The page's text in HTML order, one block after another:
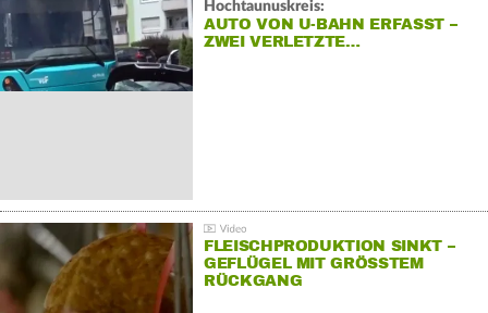
Hochtaunuskreis:
AUTO VON U-BAHN ERFASST –
ZWEI VERLETZTE…
FLEISCHPRODUKTION SINKT –
GEFLÜGEL MIT GRÖSSTEM R
ÜCKGANG